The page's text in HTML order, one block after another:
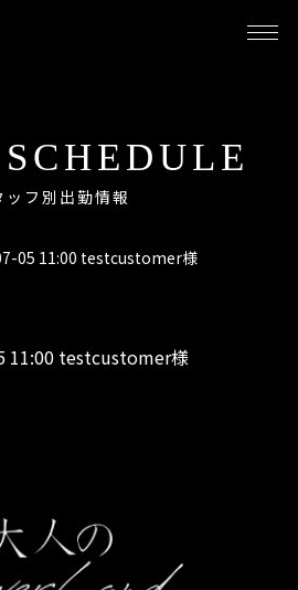
ッフ別出勤情報
05 11:00 testcustomer様
11:00 testcustomer様